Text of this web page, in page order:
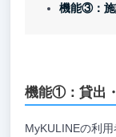
機能③：施
機能①：貸出
MyKULINEの利用